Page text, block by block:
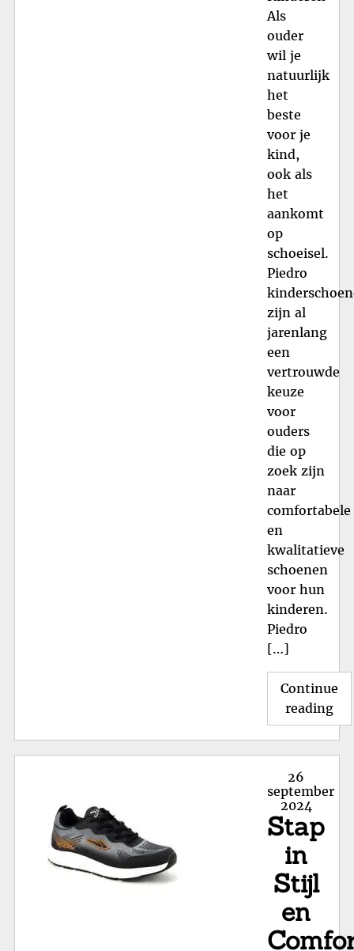
Als
ouder
wil je
natuurlijk
het
beste
voor je
kind,
ook als
het
aankomt
op
schoeisel.
Piedro
zijn al
jarenlang
een
vertrouwde
keuze
voor
ouders
die op
zoek zijn
naar
comfortabele
en
kwalitatieve
schoenen
voor hun
kinderen.
Piedro
[…]
Continue
reading
en
de
Posted
on
26
september
2024
Stap
in
Stijl
en